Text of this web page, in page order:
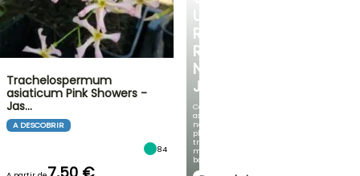
UM
RECANTO
REFRESCANTE
NO
JARDIM
Com
as
nossas
plantas
trepadeiras
mais
bonitas!
Trachelospermum
asiaticum Pink Showers -
Jas…
A DESCOBRIR
84